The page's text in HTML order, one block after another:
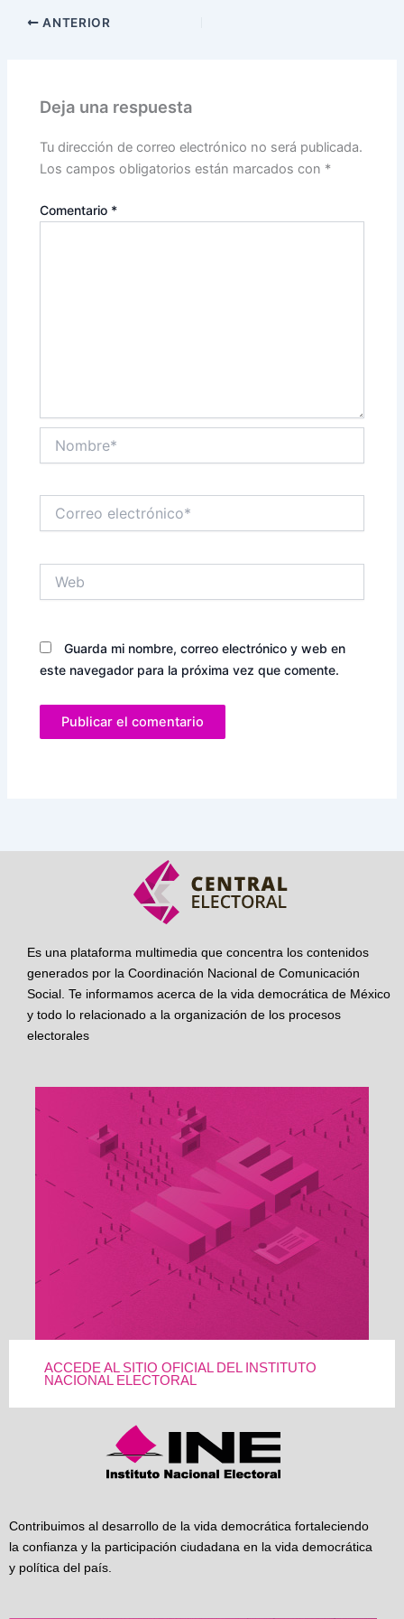
ANTERIOR
Deja una respuesta
Tu dirección de correo electrónico no será publicada.
Los campos obligatorios están marcados con *
Comentario *
electrónico*
Guarda mi nombre, correo electrónico y web en
este navegador para la próxima vez que comente.
Es una plataforma multimedia que concentra los contenidos
generados por la Coordinación Nacional de Comunicación
Social. Te informamos acerca de la vida democrática de México
y todo lo relacionado a la organización de los procesos
electorales
ACCEDE AL SITIO OFICIAL DEL INSTITUTO
NACIONAL ELECTORAL
Contribuimos al desarrollo de la vida democrática fortaleciendo
la confianza y la participación ciudadana en la vida democrática
y política del país.